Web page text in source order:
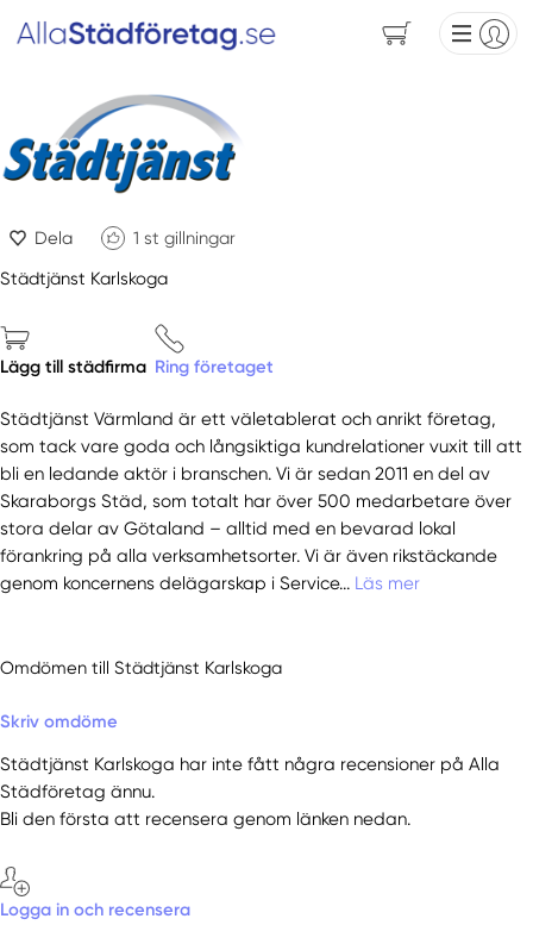
Dela 1 st gillningar
Städtjänst Karlskoga
Lägg till städfirma Ring företaget
Städtjänst Värmland är ett väletablerat och anrikt företag,
som tack vare goda och långsiktiga kundrelationer vuxit till att
bli en ledande aktör i branschen. Vi är sedan 2011 en del av
Skaraborgs Städ, som totalt har över 500 medarbetare över
stora delar av Götaland – alltid med en bevarad lokal
förankring på alla verksamhetsorter. Vi är även rikstäckande
genom koncernens delägarskap i Service... Läs mer
Omdömen till Städtjänst Karlskoga
Skriv omdöme
Städtjänst Karlskoga har inte fått några recensioner på Alla
Städföretag ännu.
Bli den första att recensera genom länken nedan.
Logga in och recensera